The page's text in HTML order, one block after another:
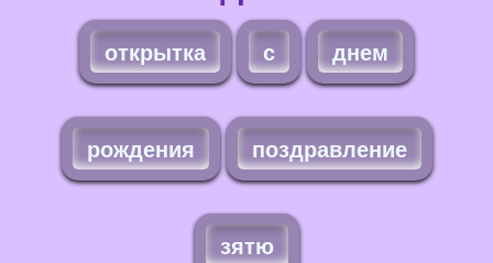
открытка с днем
рождения поздравление
зятю